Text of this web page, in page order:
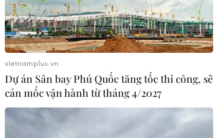
vietnamplus.vn
Dự án Sân bay Phú Quốc tăng tốc thi công, sẽ
cán mốc vận hành từ tháng 4/2027